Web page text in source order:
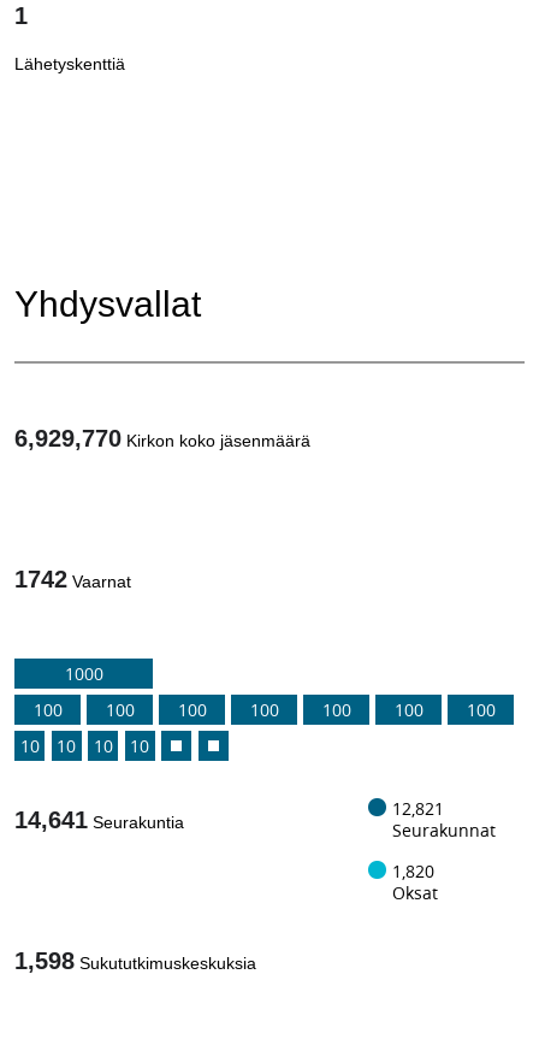
1
Lähetyskenttiä
Yhdysvallat
6,929,770 Kirkon koko jäsenmäärä
1742 Vaarnat
1000
100
100 100 100 100 100
100
10
10 10 10
14,641 Seurakuntia
12,821
Seurakunnat
1,820
Oksat
1,598 Sukututkimuskeskuksia